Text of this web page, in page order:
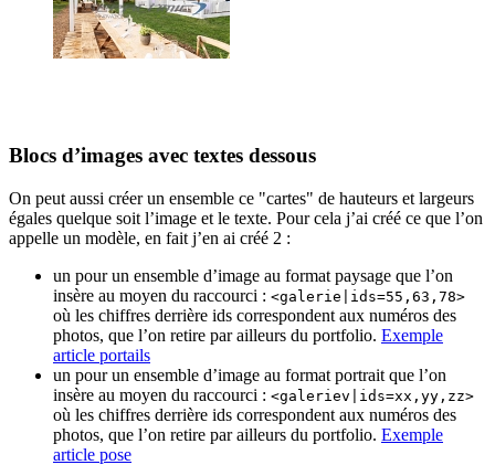
Blocs d’images avec textes dessous
On peut aussi créer un ensemble ce "cartes" de hauteurs et largeurs
égales quelque soit l’image et le texte. Pour cela j’ai créé ce que l’on
appelle un modèle, en fait j’en ai créé 2 :
un pour un ensemble d’image au format paysage que l’on
insère au moyen du raccourci : <galerie|ids=55,63,78>
où les chiffres derrière ids correspondent aux numéros des
photos, que l’on retire par ailleurs du portfolio. Exemple
article portails
un pour un ensemble d’image au format portrait que l’on
insère au moyen du raccourci : <galeriev|ids=xx,yy,zz>
où les chiffres derrière ids correspondent aux numéros des
photos, que l’on retire par ailleurs du portfolio. Exemple
article pose